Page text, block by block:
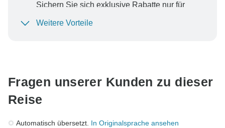
Sichern Sie sich exklusive Rabatte nur für
Weitere Vorteile
Fragen unserer Kunden zu dieser
Reise
Automatisch übersetzt. In Originalsprache ansehen